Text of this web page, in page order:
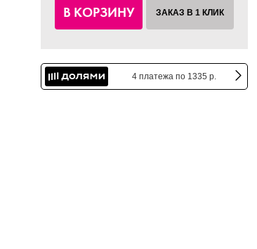
В КОРЗИНУ ЗАКАЗ В 1 КЛИК
4 платежа по 1335 р.